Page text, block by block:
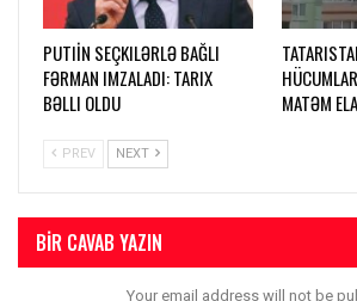
PUTIİN SEÇKILƏRLƏ BAĞLI
FƏRMAN IMZALADI: TARIX
BƏLLI OLDU
MATƏM
PREV NEXT
BIR CAVAB YAZIN
Your email address will not be